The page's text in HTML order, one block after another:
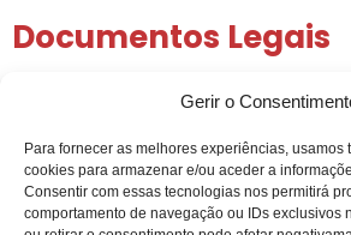
Gerir o
Para fornecer as melhores experiências, usamos
cookies para armazenar e/ou aceder a
Consentir com essas tecnologias nos permitirá
comportamento de navegação ou IDs exclusivos
Documentos Legais
Política de Privacidade
Condições Gerais
Arbitragem de Conflitos
Intermediação de Crédito